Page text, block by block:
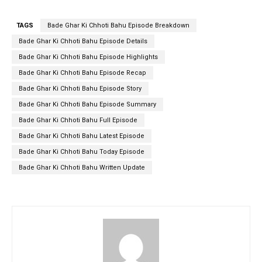
TAGS Bade Ghar Ki Chhoti Bahu Episode Breakdown
Bade Ghar Ki Chhoti Bahu Episode Details
Bade Ghar Ki Chhoti Bahu Episode Highlights
Bade Ghar Ki Chhoti Bahu Episode Recap
Bade Ghar Ki Chhoti Bahu Episode Story
Bade Ghar Ki Chhoti Bahu Episode Summary
Bade Ghar Ki Chhoti Bahu Full Episode
Bade Ghar Ki Chhoti Bahu Latest Episode
Bade Ghar Ki Chhoti Bahu Today Episode
Bade Ghar Ki Chhoti Bahu Written Update